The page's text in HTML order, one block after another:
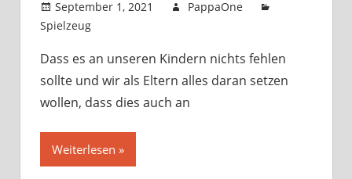
September 1, 2021
PappaOne
Spielzeug
Dass es an unseren Kindern nichts fehlen
sollte und wir als Eltern alles daran setzen
wollen, dass dies auch an
Weiterlesen